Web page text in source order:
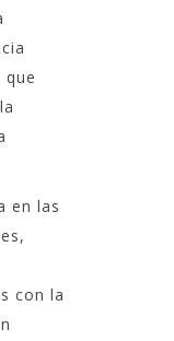
que
en las
con la